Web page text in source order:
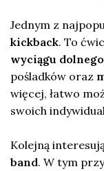
Jednym z
kickback. To
wyciągu dolnego
pośladków oraz
więcej, łatwo
swoich
Kolejną
band. W tym